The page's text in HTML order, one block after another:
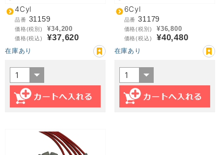
4Cyl
品番 31159
価格(税別) ¥34,200
価格(税込) ¥37,620
在庫あり
6Cyl
品番 31179
価格(税別) ¥36,800
価格(税込) ¥40,480
在庫あり